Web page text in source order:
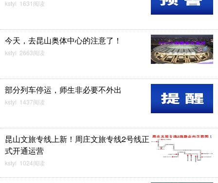
kstyl 1631阅读
今天，去昆山奥体中心的注意了！
kstyl 2663阅读
部分列车停运，师生非必要不外出
kstyl 1437阅读
昆山文旅专线上新！周庄文旅专线2号线正
式开通运营
kstyl 1024阅读